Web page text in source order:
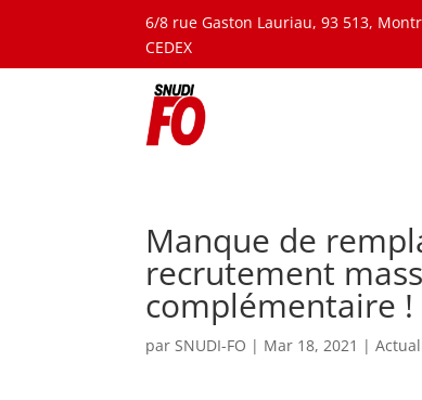
6/8 rue Gaston Lauriau, 93 513,
CEDEX
Manque de
recrutement
complémentaire !
parSNUDI-FO | Mar 18, 2021 |